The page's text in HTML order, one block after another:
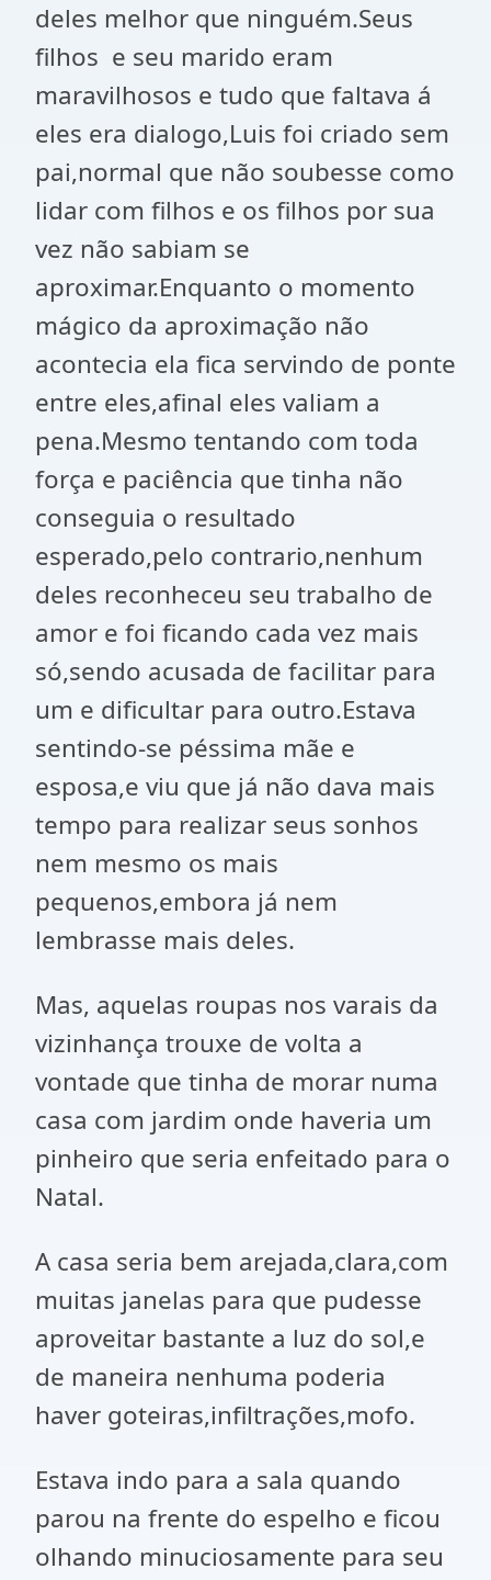
deles melhor que ninguém.Seus
filhos e seu marido eram
maravilhosos e tudo que faltava á
eles era dialogo,Luis foi criado sem
pai,normal que não soubesse como
lidar com filhos e os filhos por sua
vez não sabiam se
aproximar.Enquanto o momento
mágico da aproximação não
acontecia ela fica servindo de ponte
entre eles,afinal eles valiam a
pena.Mesmo tentando com toda
força e paciência que tinha não
conseguia o resultado
esperado,pelo contrario,nenhum
deles reconheceu seu trabalho de
amor e foi ficando cada vez mais
só,sendo acusada de facilitar para
um e dificultar para outro.Estava
sentindo-se péssima mãe e
esposa,e viu que já não dava mais
tempo para realizar seus sonhos
nem mesmo os mais
pequenos,embora já nem
lembrasse mais deles.
Mas, aquelas roupas nos varais da
vizinhança trouxe de volta a
vontade que tinha de morar numa
casa com jardim onde haveria um
pinheiro que seria enfeitado para o
Natal.
A casa seria bem arejada,clara,com
muitas janelas para que pudesse
aproveitar bastante a luz do sol,e
de maneira nenhuma poderia
haver goteiras,infiltrações,mofo.
Estava indo para a sala quando
parou na frente do espelho e ficou
olhando minuciosamente para seu